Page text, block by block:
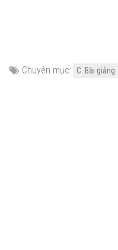
Chuyên mục: C. Bài giảng